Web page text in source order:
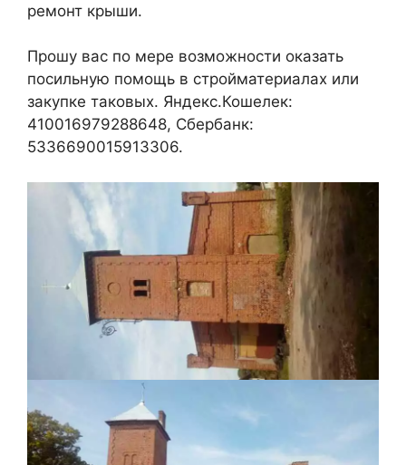
ремонт крыши.
Прошу вас по мере возможности оказать
посильную помощь в стройматериалах или
закупке таковых. Яндекс.Кошелек:
410016979288648, Сбербанк:
5336690015913306.